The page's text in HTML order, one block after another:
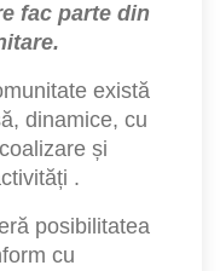
fac parte din
există
dinamice, cu
și
.
posibilitatea
cu